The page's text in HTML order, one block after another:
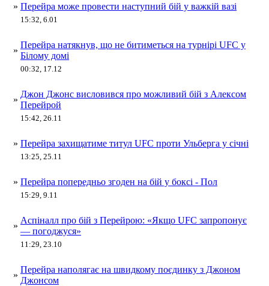
» Перейра може провести наступний бій у важкій вазі
15:32, 6.01
»
Перейра натякнув, що не битиметься на турнірі UFC у
Білому домі
00:32, 17.12
»
Джон Джонс висловився про можливий бій з Алексом
Перейрой
15:42, 26.11
» Перейра захищатиме титул UFC проти Ульберга у січні
13:25, 25.11
» Перейра попередньо згоден на бій у боксі - Пол
15:29, 9.11
»
Аспіналл про бій з Перейрою: «Якщо UFC запропонує
— погоджуся»
11:29, 23.10
»
Перейра наполягає на швидкому поєдинку з Джоном
Джонсом